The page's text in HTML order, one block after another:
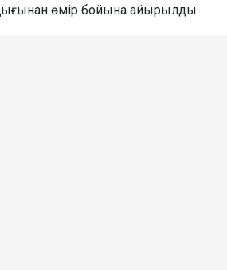
өмір бойына айырылды.